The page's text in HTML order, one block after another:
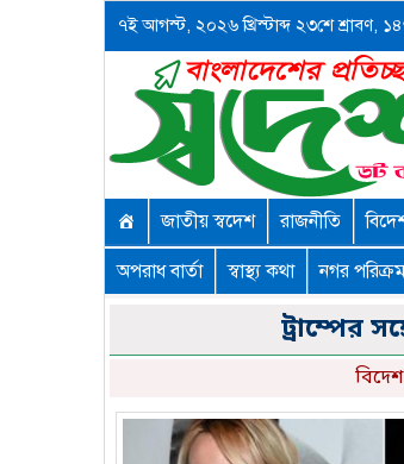
৭ই আগস্ট, ২০২৬ খ্রিস্টাব্দ ২৩শে শ্রাবণ,
জাতীয় স্বদেশ রাজনীতি
অপরাধ বার্তা স্বাস্থ্য কথা নগর
ট্রাম্পের
বিদেশ